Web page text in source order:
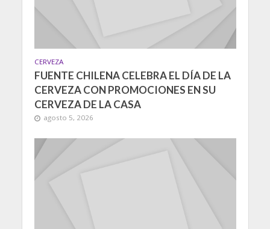
CERVEZA
FUENTE CHILENA CELEBRA EL DÍA DE LA
CERVEZA CON PROMOCIONES EN SU
CERVEZA DE LA CASA
agosto 5, 2026